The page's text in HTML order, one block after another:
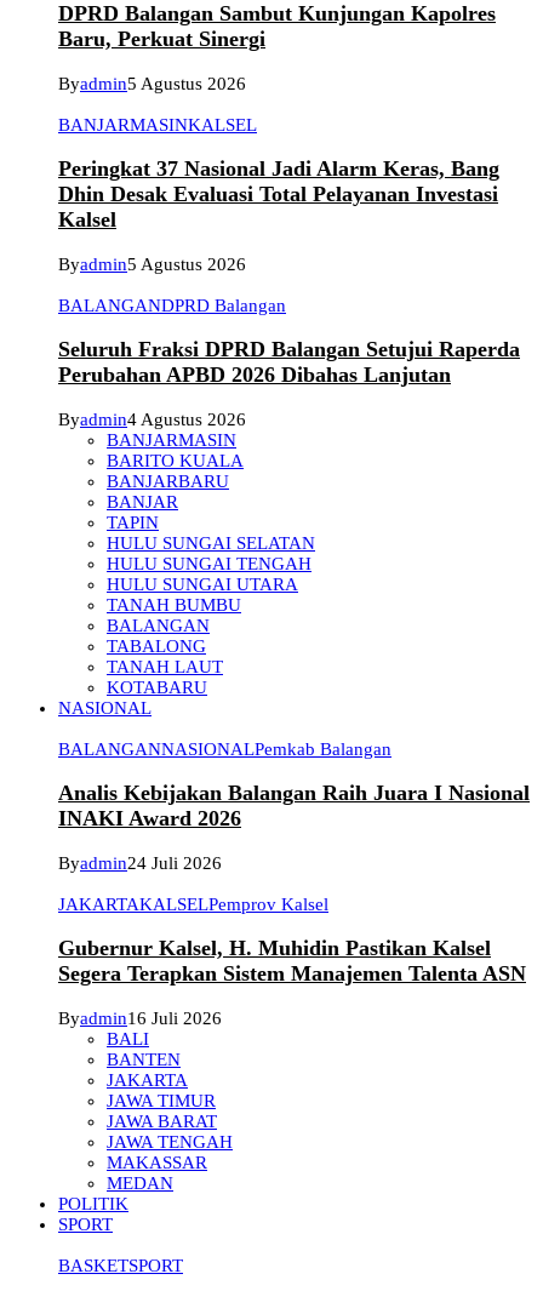
DPRD Balangan Sambut Kunjungan Kapolres
Baru, Perkuat Sinergi
Byadmin5 Agustus 2026
BANJARMASINKALSEL
Peringkat 37 Nasional Jadi Alarm Keras, Bang
Dhin Desak Evaluasi Total Pelayanan Investasi
Kalsel
Byadmin5 Agustus 2026
BALANGANDPRD Balangan
Seluruh Fraksi DPRD Balangan Setujui Raperda
Perubahan APBD 2026 Dibahas Lanjutan
Byadmin4 Agustus 2026
BANJARMASIN
BARITO KUALA
BANJARBARU
BANJAR
TAPIN
HULU SUNGAI SELATAN
HULU SUNGAI TENGAH
HULU SUNGAI UTARA
TANAH BUMBU
BALANGAN
TABALONG
TANAH LAUT
KOTABARU
NASIONAL
BALANGANNASIONALPemkab Balangan
Analis Kebijakan Balangan Raih Juara I Nasional
INAKI Award 2026
Byadmin24 Juli 2026
JAKARTAKALSELPemprov Kalsel
Gubernur Kalsel, H. Muhidin Pastikan Kalsel
Segera Terapkan Sistem Manajemen Talenta ASN
Byadmin16 Juli 2026
BALI
BANTEN
JAKARTA
JAWA TIMUR
JAWA BARAT
JAWA TENGAH
MAKASSAR
MEDAN
POLITIK
SPORT
BASKETSPORT